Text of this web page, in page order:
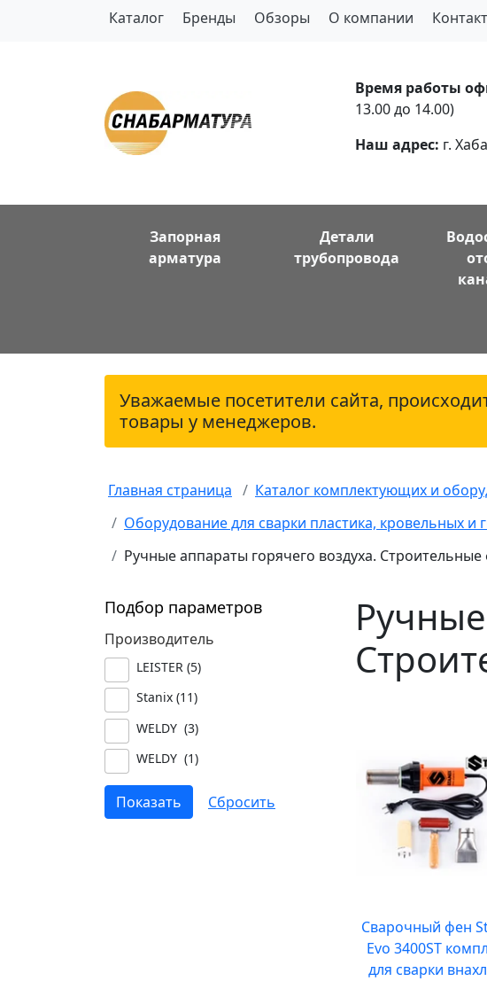
Каталог Бренды Обзоры О компании
Время работы
13.00 до 14.00)
Наш адрес: г.
Запорная
арматура
Детали
трубопровода
Уважаемые посетители сайта,
товары у менеджеров.
Главная страница Каталог комплектующих и
Оборудование для сварки пластика, кровельных
Ручные аппараты горячего воздуха.
Подбор параметров
Производитель
LEISTER (5)
Stanix (11)
WELDY (3)
WELDY (1)
Сварочный фен
Evo 3400ST
для сварки